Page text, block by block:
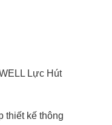
Lực Hút
thiết kế thông